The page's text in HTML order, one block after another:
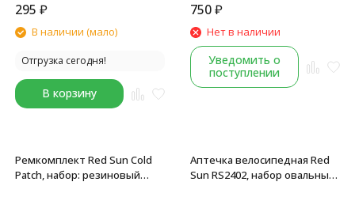
295 ₽
В наличии (мало)
Отгрузка сегодня!
В корзину
750₽
Нет в наличии
Уведомить о
поступлении
Ремкомплект Red Sun Cold
Patch, набор: резиновый
Аптечка велосипедная Red
Sun RS2402, набор овальных